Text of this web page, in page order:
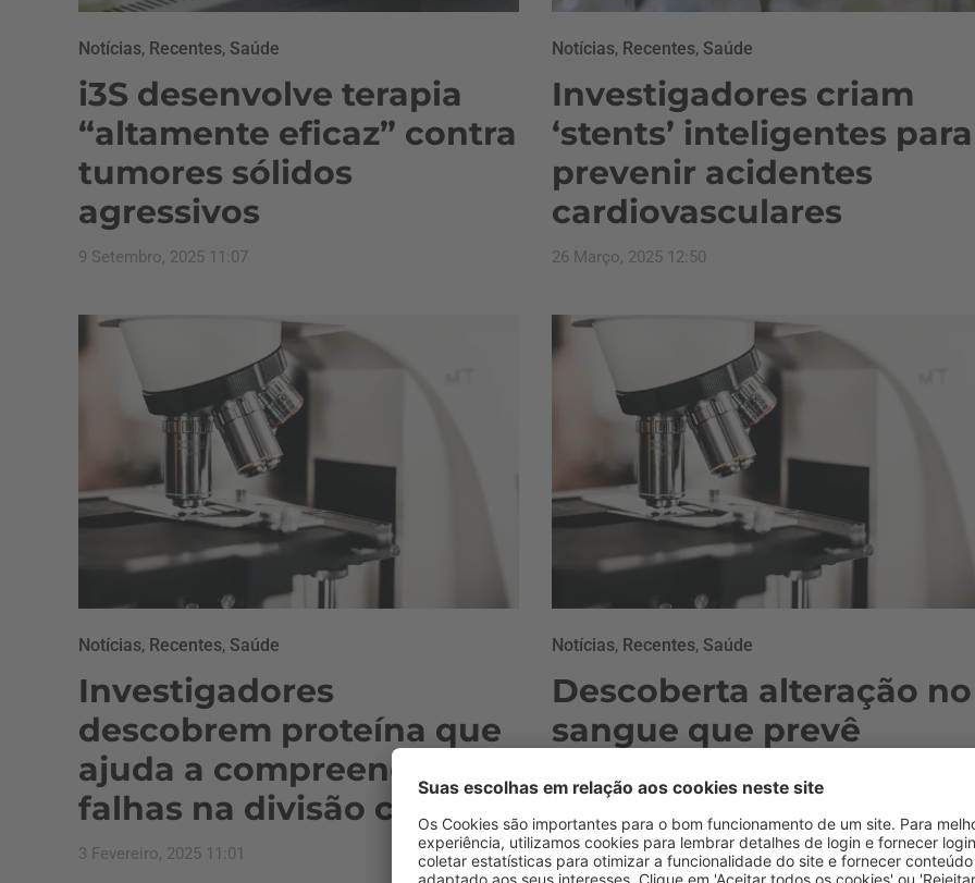
Notícias, Recentes, Saúde
i3S desenvolve terapia
“altamente eficaz” contra
tumores sólidos
agressivos
9 Setembro, 2025 11:07
Notícias, Recentes, Saúde
Investigadores criam
‘stents’ inteligentes para
prevenir acidentes
cardiovasculares
26 Março, 2025 12:50
Notícias, Recentes, Saúde
Investigadores
descobrem proteína que
ajuda a compreender
falhas na divisão celular
3 Fevereiro, 2025 11:01
Notícias, Recentes, Saúde
Descoberta alteração no
sangue que prevê
de Crohn
27 Agosto, 2024 15:24